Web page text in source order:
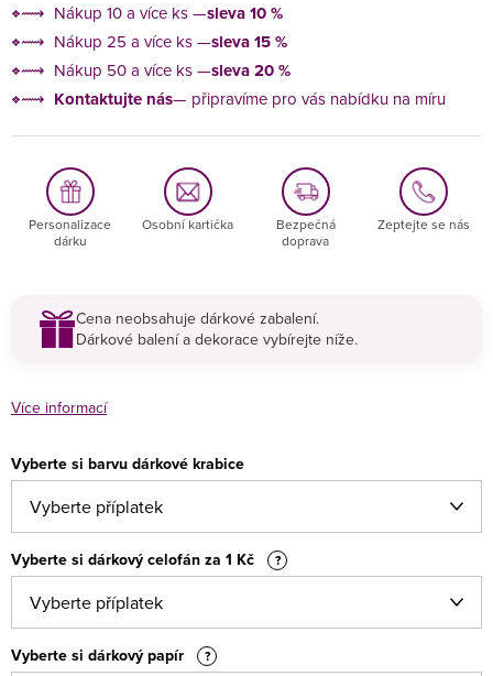
⟿ Nákup 10 a více ks —sleva 10 %
⟿ Nákup 25 a více ks —sleva 15 %
⟿ Nákup 50 a více ks —sleva 20 %
⟿ Kontaktujte nás— připravíme pro vás nabídku na míru
Personalizace
dárku
Osobní kartička
Bezpečná
doprava
Zeptejte se nás
Cena neobsahuje dárkové zabalení.
Dárkové balení a dekorace vybírejte níže.
Více informací
Vyberte si barvu dárkové krabice
Vyberte si dárkový celofán za 1 Kč ?
Vyberte si dárkový papír ?